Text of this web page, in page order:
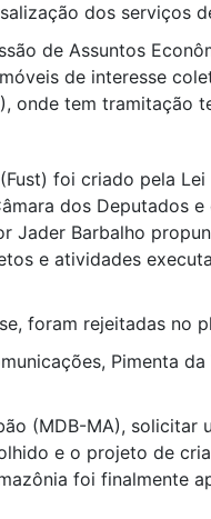
dos serviços
de Assuntos
de interesse
onde tem tramitação
foi criado pela
dos Deputados
Barbalho
e atividades
foram rejeitadas no
Pimenta
(MDB-MA),
e o projeto de
foi finalmente